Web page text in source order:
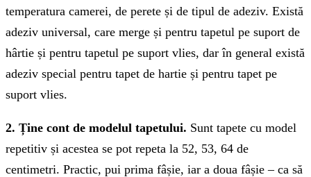
temperatura camerei, de perete și de tipul de adeziv. Există
adeziv universal, care merge și pentru tapetul pe suport de
hârtie și pentru tapetul pe suport vlies, dar în general există
adeziv special pentru tapet de hartie și pentru tapet pe
suport vlies.
2. Ține cont de modelul tapetului. Sunt tapete cu model
repetitiv și acestea se pot repeta la 52, 53, 64 de
centimetri. Practic, pui prima fâșie, iar a doua fâșie – ca să